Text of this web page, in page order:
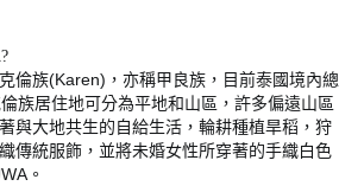
克倫族(Karen) ，亦稱甲良族，目前泰國境內總
族居住地可分為平地和山區，許多偏遠山區
與大地共生的自給生活，輪耕種植旱稻，狩
傳統服飾，並將未婚女性所穿著的手織白色
。